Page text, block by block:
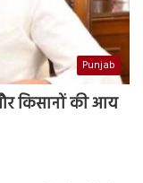
Punjab
किसानों की आय